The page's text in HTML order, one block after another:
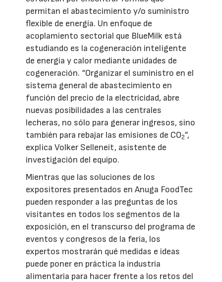
permitan el abastecimiento y/o suministro
flexible de energía. Un enfoque de
acoplamiento sectorial que BlueMilk está
estudiando es la cogeneración inteligente
de energía y calor mediante unidades de
cogeneración. “Organizar el suministro en el
sistema general de abastecimiento en
función del precio de la electricidad, abre
nuevas posibilidades a las centrales
lecheras, no sólo para generar ingresos, sino
también para rebajar las emisiones de CO2”,
explica Volker Selleneit, asistente de
investigación del equipo.
Mientras que las soluciones de los
expositores presentados en Anuga FoodTec
pueden responder a las preguntas de los
visitantes en todos los segmentos de la
exposición, en el transcurso del programa de
eventos y congresos de la feria, los
expertos mostrarán qué medidas e ideas
puede poner en práctica la industria
alimentaria para hacer frente a los retos del